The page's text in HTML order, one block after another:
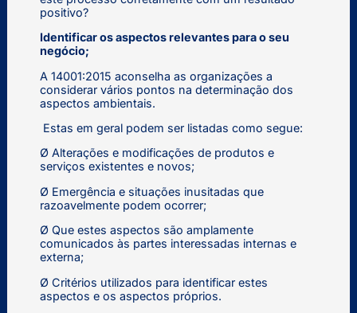
positivo?
Identificar os aspectos relevantes para o seu
negócio;
A 14001:2015 aconselha as organizações a
considerar vários pontos na determinação dos
aspectos ambientais.
Estas em geral podem ser listadas como segue:
Ø Alterações e modificações de produtos e
serviços existentes e novos;
Ø Emergência e situações inusitadas que
razoavelmente podem ocorrer;
Ø Que estes aspectos são amplamente
comunicados às partes interessadas internas e
externa;
Ø Critérios utilizados para identificar estes
aspectos e os aspectos próprios.